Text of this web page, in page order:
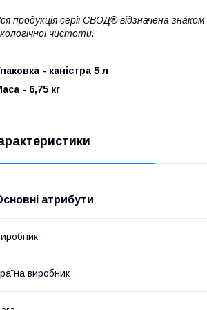
продукція серії СВОД® відзначена знаком
чистоти.
- каністра 5 л
- 6,75 кг
атрибути
виробник